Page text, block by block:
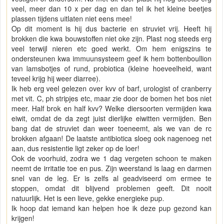
veel, meer dan 10 x per dag en dan tel ik het kleine beetjes
plassen tijdens uitlaten niet eens mee!
Op dit moment is hij dus bacterie en struviet vrij. Heeft hij
brokken die kwa bouwstoffen niet oke zijn. Plast nog steeds erg
veel terwijl nieren etc goed werkt. Om hem enigszins te
ondersteunen kwa immuunsysteem geef ik hem bottenboullion
van lamsbotjes of rund, probiotica (kleine hoeveelheid, want
teveel krijg hij weer diarree).
Ik heb erg veel gelezen over kvv of barf, urologist of cranberry
met vit. C, ph stripjes etc, maar zie door de bomen het bos niet
meer. Half brok en half kvv? Welke diersoorten vermijden kwa
eiwit, omdat de da zegt juist dierlijke eiwitten vermijden. Ben
bang dat de struviet dan weer toeneemt, als we van de rc
brokken afgaan! De laatste antibiotica sloeg ook nagenoeg net
aan, dus resistentie ligt zeker op de loer!
Ook de voorhuid, zodra we 1 dag vergeten schoon te maken
neemt de irritatie toe en pus. Zijn weerstand is laag en darmen
snel van de leg. Er is zelfs al geadviseerd om ermee te
stoppen, omdat dit blijvend problemen geeft. Dit nooit
natuurlijk. Het is een lieve, gekke energieke pup.
Ik hoop dat iemand kan helpen hoe ik deze pup gezond kan
krijgen!